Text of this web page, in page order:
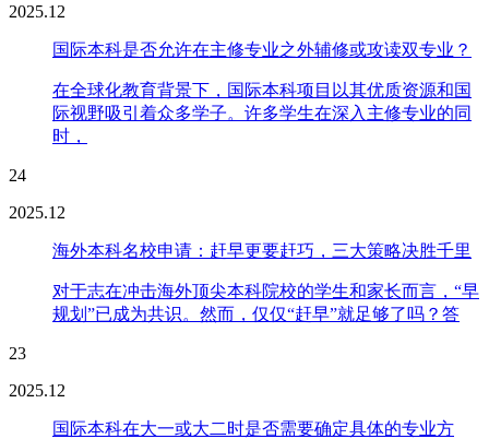
2025.12
国际本科是否允许在主修专业之外辅修或攻读双专业？
在全球化教育背景下，国际本科项目以其优质资源和国
际视野吸引着众多学子。许多学生在深入主修专业的同
时，
24
2025.12
海外本科名校申请：赶早更要赶巧，三大策略决胜千里
对于志在冲击海外顶尖本科院校的学生和家长而言，“早
规划”已成为共识。然而，仅仅“赶早”就足够了吗？答
23
2025.12
国际本科在大一或大二时是否需要确定具体的专业方